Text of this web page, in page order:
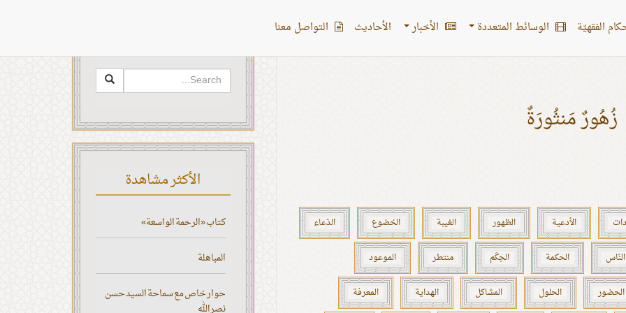
الفقهیّة الوسائط المتعددة الأخبار الأحادیث التواصل معنا
زُهُورٌ مَنثُورَةٌ
الأدعية الظهور الغيبة الخضوع الدّعاء
النّاس الحكمة الحِكَم منتطر الموعود
الحضور الحلول المشاكل الهداية المعرفة
الأكثر مشاهدة
كتاب «الرحمة الواسعة»
المباهلة
حوار خاص مع سماحة السيد حسن
نصر الله